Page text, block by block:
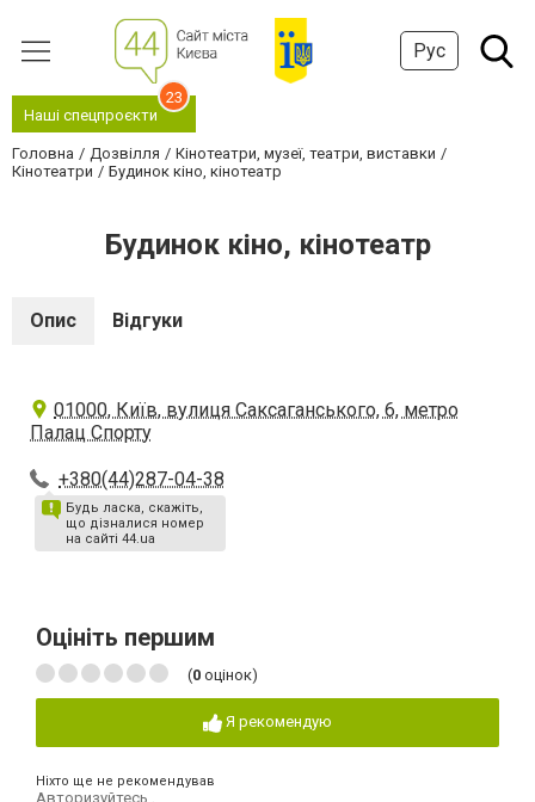
Рус
Наші спецпроєкти
23
Головна Дозвілля
Кінотеатри, музеї, театри, виставки
Кінотеатри
Будинок кіно, кінотеатр
Будинок кіно, кінотеатр
Опис Відгуки
01000, Київ, вулиця Саксаганського, 6, метро
Палац Спорту
+380(44)287-04-38
Будь ласка, скажіть,
що дізналися номер
на сайті 44.ua
Оцініть першим
(0 оцінок)
Я рекомендую
Ніхто ще не рекомендував
Авторизуйтесь